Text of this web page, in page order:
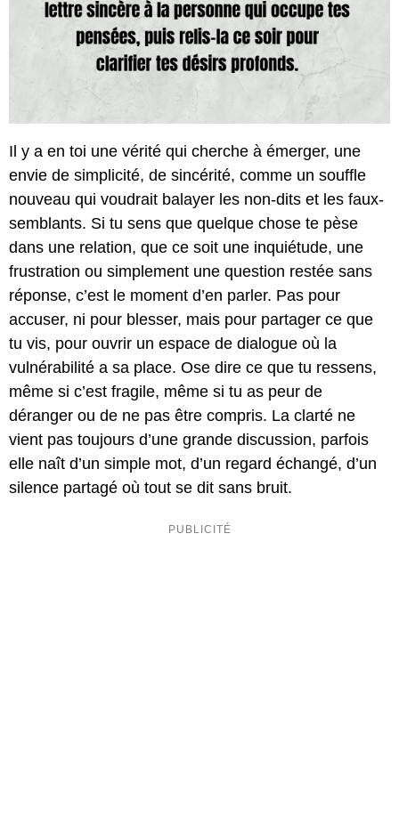
Il y a en toi une vérité qui cherche à émerger, une
envie de simplicité, de sincérité, comme un souffle
nouveau qui voudrait balayer les non-dits et les faux-
semblants. Si tu sens que quelque chose te pèse
dans une relation, que ce soit une inquiétude, une
frustration ou simplement une question restée sans
réponse, c’est le moment d’en parler. Pas pour
accuser, ni pour blesser, mais pour partager ce que
tu vis, pour ouvrir un espace de dialogue où la
vulnérabilité a sa place. Ose dire ce que tu ressens,
même si c’est fragile, même si tu as peur de
déranger ou de ne pas être compris. La clarté ne
vient pas toujours d’une grande discussion, parfois
elle naît d’un simple mot, d’un regard échangé, d’un
silence partagé où tout se dit sans bruit.